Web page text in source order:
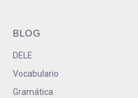
BLOG
DELE
Vocabulario
Gramática